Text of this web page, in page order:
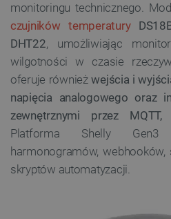
monitoringu technicznego.
czujników temperatury
DHT22, umożliwiając
wilgotności w czasie
oferuje równieżwejścia i
napięcia analogowego oraz
zewnętrznymi przez
Platforma Shelly Gen3
harmonogramów, webhooków,
skryptów automatyzacji.